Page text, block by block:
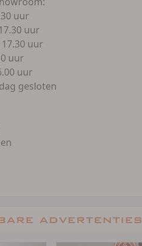
uur
uur
uur
uur
uur
gesloten
advertenties